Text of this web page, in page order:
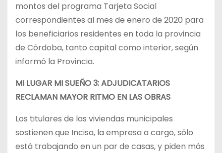
montos del programa Tarjeta Social
correspondientes al mes de enero de 2020 para
los beneficiarios residentes en toda la provincia
de Córdoba, tanto capital como interior, según
informó la Provincia.
MI LUGAR MI SUEÑO 3: ADJUDICATARIOS
RECLAMAN MAYOR RITMO EN LAS OBRAS
Los titulares de las viviendas municipales
sostienen que Incisa, la empresa a cargo, sólo
está trabajando en un par de casas, y piden más